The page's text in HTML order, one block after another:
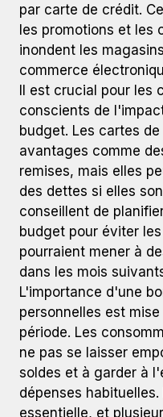
par carte de crédit.
les promotions et les
inondent les
commerce
Il est crucial pour les
conscients de
budget. Les cartes
avantages comme
remises, mais elles
des dettes si elles
conseillent de
budget pour éviter
pourraient mener à
dans les mois
L'importance d'une
personnelles est
période. Les
ne pas se laisser
soldes et à garder à
dépenses
essentielle, et